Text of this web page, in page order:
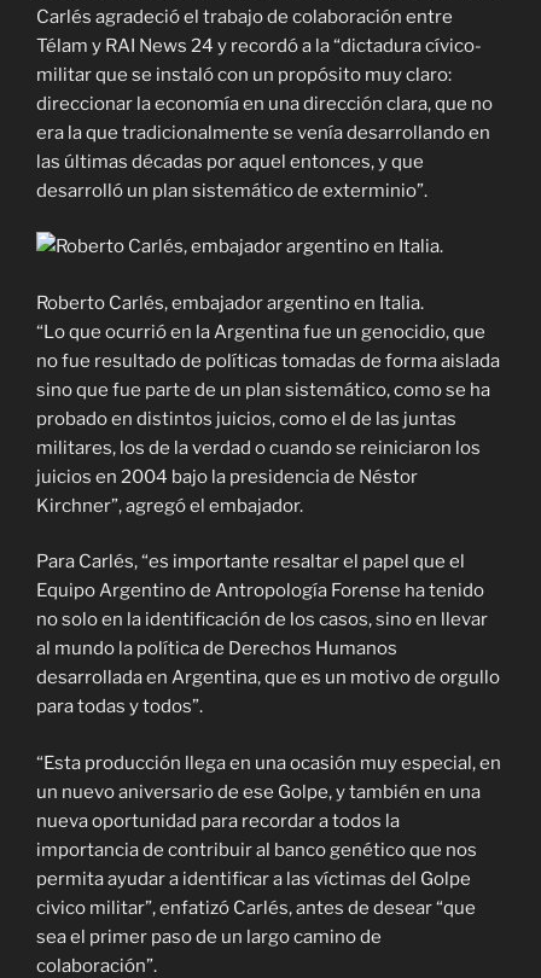
Carlés agradeció el trabajo de colaboración entre
Télam y RAI News 24 y recordó a la “dictadura cívico-
militar que se instaló con un propósito muy claro:
direccionar la economía en una dirección clara, que no
era la que tradicionalmente se venía desarrollando en
las últimas décadas por aquel entonces, y que
desarrolló un plan sistemático de exterminio”.
Roberto Carlés, embajador argentino en Italia.
“Lo que ocurrió en la Argentina fue un genocidio, que
no fue resultado de políticas tomadas de forma aislada
sino que fue parte de un plan sistemático, como se ha
probado en distintos juicios, como el de las juntas
militares, los de la verdad o cuando se reiniciaron los
juicios en 2004 bajo la presidencia de Néstor
Kirchner”, agregó el embajador.
Para Carlés, “es importante resaltar el papel que el
Equipo Argentino de Antropología Forense ha tenido
no solo en la identificación de los casos, sino en llevar
al mundo la política de Derechos Humanos
desarrollada en Argentina, que es un motivo de orgullo
para todas y todos”.
“Esta producción llega en una ocasión muy especial, en
un nuevo aniversario de ese Golpe, y también en una
nueva oportunidad para recordar a todos la
importancia de contribuir al banco genético que nos
permita ayudar a identificar a las víctimas del Golpe
civico militar”, enfatizó Carlés, antes de desear “que
sea el primer paso de un largo camino de
colaboración”.